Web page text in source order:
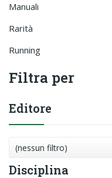
Manuali
Rarità
Running
Filtra per
Editore
(nessun filtro)
Disciplina